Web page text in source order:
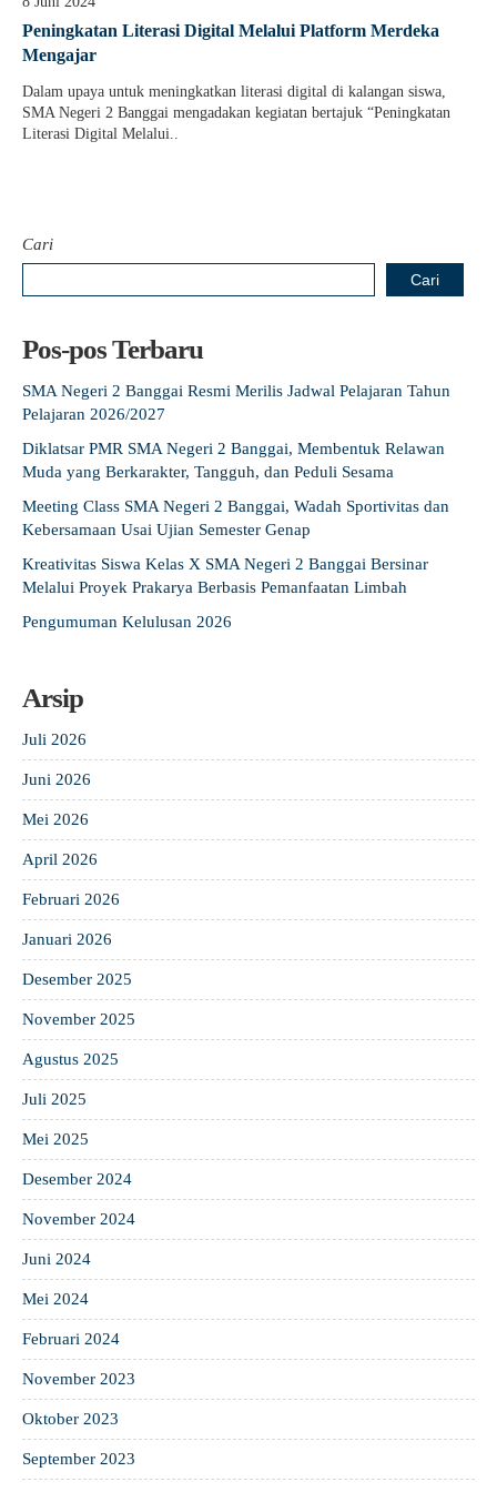
Guru Belajar
Guru Berbagi
Info Gtk
Peningkatan Literasi Digital Melalui Platform Merdeka
Mengajar
Dalam upaya untuk meningkatkan literasi digital di kalangan siswa,
SMA Negeri 2 Banggai mengadakan kegiatan bertajuk “Peningkatan
Literasi Digital Melalui..
Cari
Cari
Pos-pos Terbaru
SMA Negeri 2 Banggai Resmi Merilis Jadwal Pelajaran Tahun
Pelajaran 2026/2027
Diklatsar PMR SMA Negeri 2 Banggai, Membentuk Relawan
Muda yang Berkarakter, Tangguh, dan Peduli Sesama
Meeting Class SMA Negeri 2 Banggai, Wadah Sportivitas dan
Kebersamaan Usai Ujian Semester Genap
Kreativitas Siswa Kelas X SMA Negeri 2 Banggai Bersinar
Melalui Proyek Prakarya Berbasis Pemanfaatan Limbah
Pengumuman Kelulusan 2026
Arsip
Juli 2026
Juni 2026
Mei 2026
April 2026
Februari 2026
Januari 2026
Desember 2025
November 2025
Agustus 2025
Juli 2025
Mei 2025
Desember 2024
November 2024
Juni 2024
Mei 2024
Februari 2024
November 2023
Oktober 2023
September 2023